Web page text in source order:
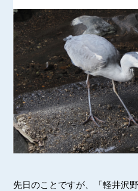
先日のことですが、「軽井沢